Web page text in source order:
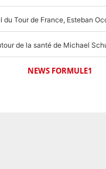
NEWS FORMULE1